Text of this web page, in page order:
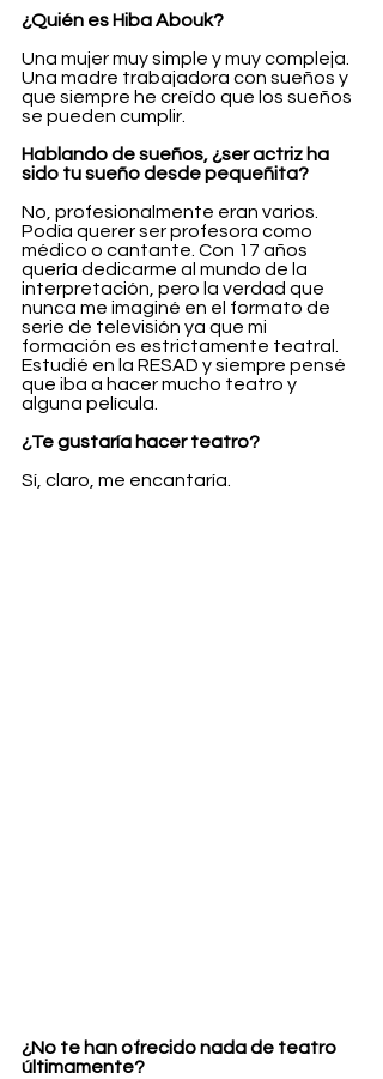
¿Quién es Hiba Abouk?
Una mujer muy simple y muy compleja.
Una madre trabajadora con sueños y
que siempre he creído que los sueños
se pueden cumplir.
Hablando de sueños, ¿ser actriz ha
sido tu sueño desde pequeñita?
No, profesionalmente eran varios.
Podía querer ser profesora como
médico o cantante. Con 17 años
quería dedicarme al mundo de la
interpretación, pero la verdad que
nunca me imaginé en el formato de
serie de televisión ya que mi
formación es estrictamente teatral.
Estudié en la RESAD y siempre pensé
que iba a hacer mucho teatro y
alguna película.
¿Te gustaría hacer teatro?
Sí, claro, me encantaría.
¿No te han ofrecido nada de teatro
últimamente?